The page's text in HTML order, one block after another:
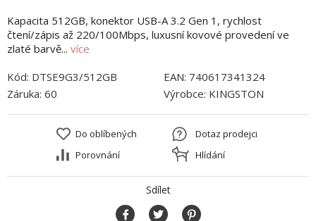
Kapacita 512GB, konektor USB-A 3.2 Gen 1, rychlost
čtení/zápis až 220/100Mbps, luxusní kovové provedení ve
zlaté barvě... více
Kód: DTSE9G3/512GB EAN: 740617341324
Záruka: 60 Výrobce: KINGSTON
Do oblíbených
Porovnání
Dotaz prodejci
Hlídání
Sdílet